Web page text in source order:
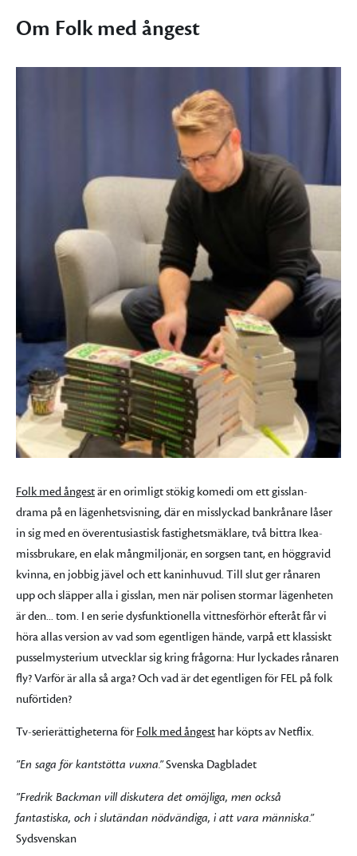
Om Folk med ångest
Folk med ångestär en orimligt stökig komedi om ett gisslan-
drama på en lägenhetsvisning, där en misslyckad bankrånare låser
in sig med en överentusiastisk fastighetsmäklare, två bittra Ikea-
missbrukare, en elak mångmiljonär, en sorgsen tant, en höggravid
kvinna, en jobbig jävel och ett kaninhuvud. Till slut ger rånaren
upp och släpper alla i gisslan, men när polisen stormar lägenheten
är den... tom. I en serie dysfunktionella vittnesförhör efteråt får vi
höra allas version av vad som egentligen hände, varpå ett klassiskt
pusselmysterium utvecklar sig kring frågorna: Hur lyckades rånaren
fly? Varför är alla så arga? Och vad är det egentligen för FEL på folk
nuförtiden?
Tv-serierättigheterna för Folk med ångest har köpts av Netflix.
”En saga för kantstötta vuxna.”Svenska Dagbladet
”Fredrik Backman vill diskutera det omöjliga, men också
fantastiska, och i slutändan nödvändiga, i att vara människa.”
Sydsvenskan